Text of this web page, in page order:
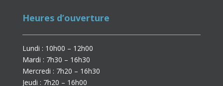
Heures d’ouverture
Lundi : 10h00 – 12h00
Mardi : 7h30 – 16h30
Mercredi : 7h20 – 16h30
Jeudi : 7h20 – 16h00